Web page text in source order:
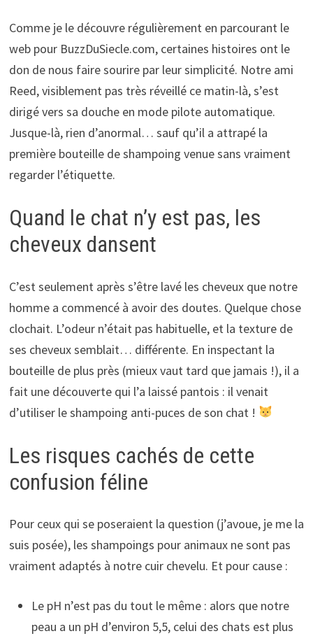
Comme je le découvre régulièrement en parcourant le
web pour BuzzDuSiecle.com, certaines histoires ont le
don de nous faire sourire par leur simplicité. Notre ami
Reed, visiblement pas très réveillé ce matin-là, s’est
dirigé vers sa douche en mode pilote automatique.
Jusque-là, rien d’anormal… sauf qu’il a attrapé la
première bouteille de shampoing venue sans vraiment
regarder l’étiquette.
Quand le chat n’y est pas, les
cheveux dansent
C’est seulement après s’être lavé les cheveux que notre
homme a commencé à avoir des doutes. Quelque chose
clochait. L’odeur n’était pas habituelle, et la texture de
ses cheveux semblait… différente. En inspectant la
bouteille de plus près (mieux vaut tard que jamais !), il a
fait une découverte qui l’a laissé pantois : il venait
d’utiliser le shampoing anti-puces de son chat !
Les risques cachés de cette
confusion féline
Pour ceux qui se poseraient la question (j’avoue, je me la
suis posée), les shampoings pour animaux ne sont pas
vraiment adaptés à notre cuir chevelu. Et pour cause :
Le pH n’est pas du tout le même : alors que notre
peau a un pH d’environ 5,5, celui des chats est plus